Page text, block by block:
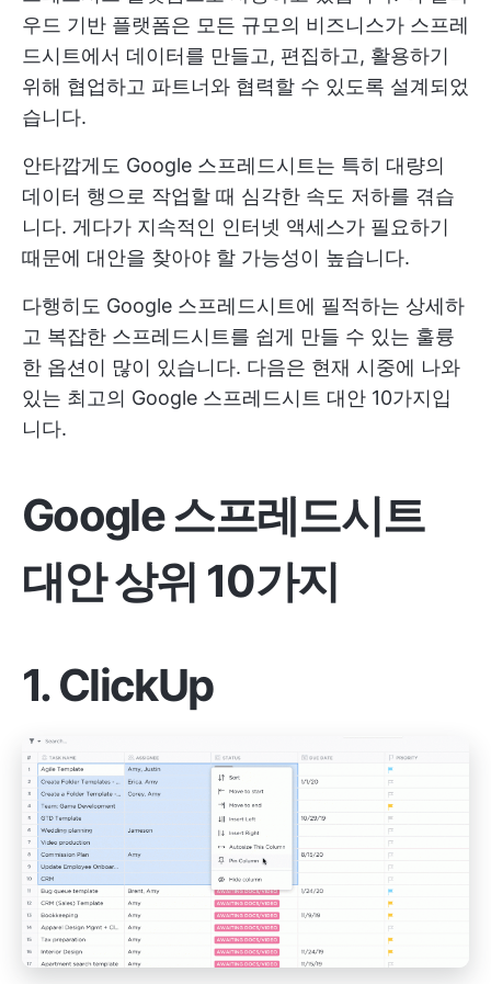
우드 기반 플랫폼은 모든 규모의 비즈니스가 스프레
드시트에서 데이터를 만들고, 편집하고, 활용하기
위해 협업하고 파트너와 협력할 수 있도록 설계되었
습니다.
안타깝게도 Google 스프레드시트는 특히 대량의
데이터 행으로 작업할 때 심각한 속도 저하를 겪습
니다. 게다가 지속적인 인터넷 액세스가 필요하기
때문에 대안을 찾아야 할 가능성이 높습니다.
다행히도 Google 스프레드시트에 필적하는 상세하
고 복잡한 스프레드시트를 쉽게 만들 수 있는 훌륭
한 옵션이 많이 있습니다. 다음은 현재 시중에 나와
있는 최고의 Google 스프레드시트 대안 10가지입
니다.
Google 스프레드시트
대안 상위 10가지
1. ClickUp